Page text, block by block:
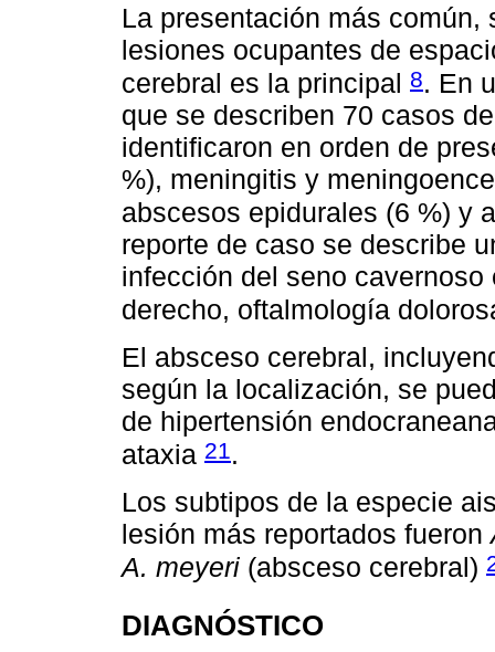
La presentación más
lesiones ocupantes de
cerebral es la principal 8. En
que se describen 70 casos
identificaron en orden de
%), meningitis y
abscesos epidurales (6 %) y
reporte de caso se describe
infección del seno
derecho, oftalmología
El absceso cerebral,
según la localización, se
de hipertensión
ataxia 21.
Los subtipos de la especie
lesión más reportados fueron
A. meyeri (absceso cerebral)
DIAGNÓSTICO